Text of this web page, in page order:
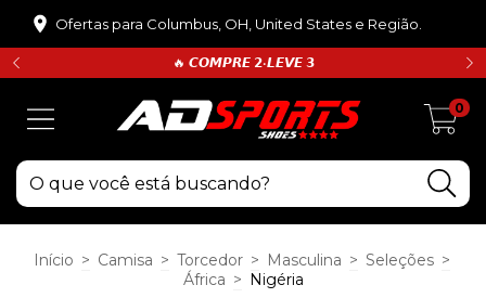
Ofertas para Columbus, OH, United States e Região.
🔥 𝘾𝙊𝙈𝙋𝙍𝙀 𝟮•𝙇𝙀𝙑𝙀 𝟯
0
Início > Camisa > Torcedor > Masculina > Seleções >
África > Nigéria